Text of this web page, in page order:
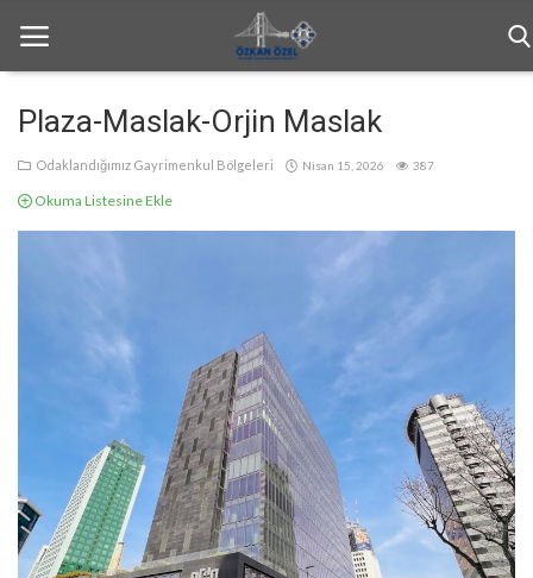
Anasayfa
Plaza-Maslak-Orjin Maslak
Odaklandığımız Gayrimenkul Bölgeleri Nisan 15, 2026 387
Okuma Listesine Ekle